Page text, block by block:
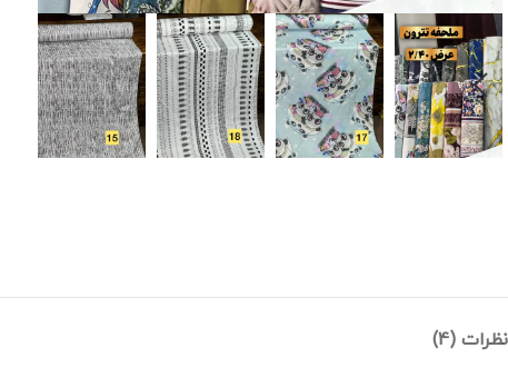
نظرات (4)